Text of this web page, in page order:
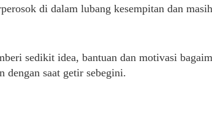
di dalam lubang kesempitan dan
sedikit idea, bantuan dan motivasi
dengan saat getir sebegini.